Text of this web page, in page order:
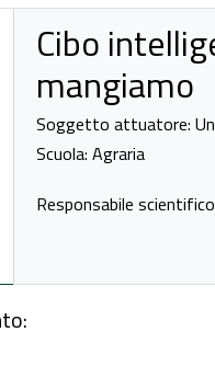
Cibo
mangiamo
Soggetto attuatore:
Scuola: Agraria
Responsabile